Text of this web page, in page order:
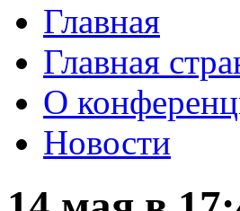
Главная
Главная
О
Новости